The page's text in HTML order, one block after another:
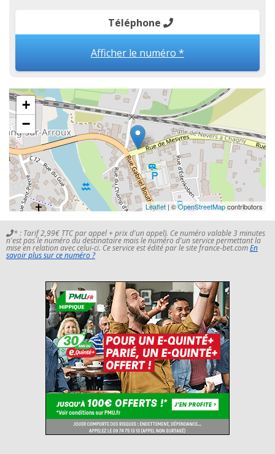
Téléphone
Afficher le numéro *
+
−
Leaflet | ©OpenStreetMapcontributors
* : Tarif 2,99€ TTC par appel + prix d'un appel). Ce numéro valable 3 minutes
n'est pas le numéro du destinataire mais le numéro d'un service permettant la
mise en relation avec celui-ci. Ce service est édité par le site france-bet.comEn
savoir plus sur ce numéro ?